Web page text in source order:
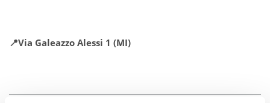
📍Via Galeazzo Alessi 1 (MI)